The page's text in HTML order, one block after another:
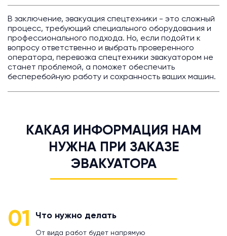
В заключение, эвакуация спецтехники - это сложный
процесс, требующий специального оборудования и
профессионального подхода. Но, если подойти к
вопросу ответственно и выбрать проверенного
оператора, перевозка спецтехники эвакуатором не
станет проблемой, а поможет обеспечить
бесперебойную работу и сохранность ваших машин.
КАКАЯ ИНФОРМАЦИЯ НАМ
НУЖНА ПРИ ЗАКАЗЕ
ЭВАКУАТОРА
01 Что нужно делать
От вида работ будет напрямую